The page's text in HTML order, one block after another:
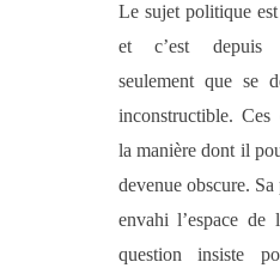
Le sujet politique
et c’est depuis
seulement que se
inconstructible. Ces
la manière dont il
devenue obscure.
envahi l’espace de
question insiste